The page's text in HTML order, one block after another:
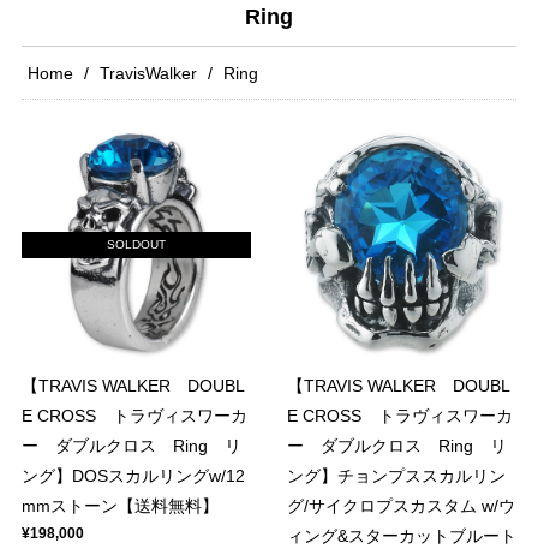
Ring
Home TravisWalker Ring
SOLDOUT
【TRAVIS WALKER DOUBL
E CROSS トラヴィスワーカ
ー ダブルクロス Ring リ
ング】DOSスカルリングw/12
mmストーン【送料無料】
¥198,000
【TRAVIS WALKER DOUBL
E CROSS トラヴィスワーカ
ー ダブルクロス Ring リ
ング】チョンプススカルリン
グ/サイクロプスカスタム w/ウ
ィング&スターカットブルート